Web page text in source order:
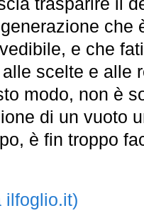
che
e che
scelte e alle
modo, non è
di un vuoto
è fin troppo
ilfoglio.it)